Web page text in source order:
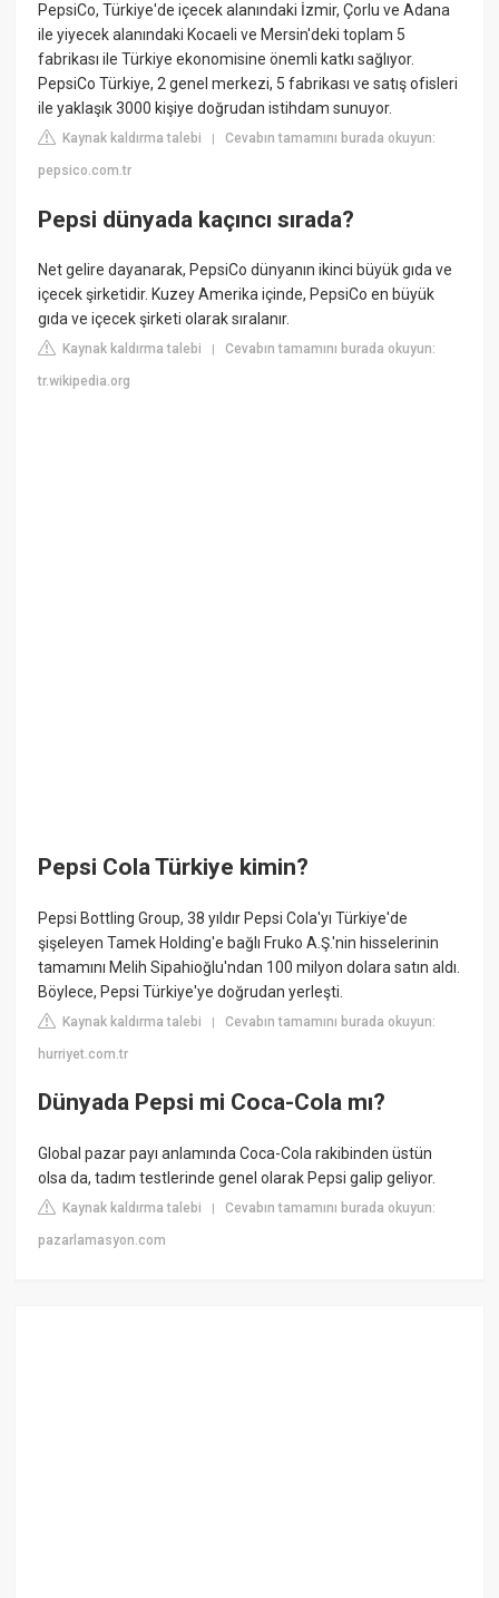
PepsiCo, Türkiye'de içecek alanındaki İzmir, Çorlu ve Adana
ile yiyecek alanındaki Kocaeli ve Mersin'deki toplam 5
fabrikası ile Türkiye ekonomisine önemli katkı sağlıyor.
PepsiCo Türkiye, 2 genel merkezi, 5 fabrikası ve satış ofisleri
ile yaklaşık 3000 kişiye doğrudan istihdam sunuyor.
Kaynak kaldırma talebi |Cevabın tamamını burada okuyun:
pepsico.com.tr
Pepsi dünyada kaçıncı sırada?
Net gelire dayanarak, PepsiCo dünyanın ikinci büyük gıda ve
içecek şirketidir. Kuzey Amerika içinde, PepsiCo en büyük
gıda ve içecek şirketi olarak sıralanır.
Kaynak kaldırma talebi |Cevabın tamamını burada okuyun:
tr.wikipedia.org
Pepsi Cola Türkiye kimin?
Pepsi Bottling Group, 38 yıldır Pepsi Cola'yı Türkiye'de
şişeleyen Tamek Holding'e bağlı Fruko A.Ş.'nin hisselerinin
tamamını Melih Sipahioğlu'ndan 100 milyon dolara satın aldı.
Böylece, Pepsi Türkiye'ye doğrudan yerleşti.
Kaynak kaldırma talebi |Cevabın tamamını burada okuyun:
hurriyet.com.tr
Dünyada Pepsi mi Coca-Cola mı?
Global pazar payı anlamında Coca-Cola rakibinden üstün
olsa da, tadım testlerinde genel olarak Pepsi galip geliyor.
Kaynak kaldırma talebi |Cevabın tamamını burada okuyun:
pazarlamasyon.com